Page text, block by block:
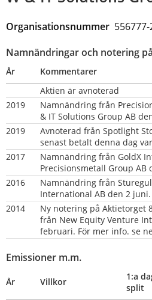
Organisationsnummer
Namnändringar och notering
År
Kommentarer
Aktien är avnoterad
2019
Namnändring från
& IT Solutions Group AB
2019
Avnoterad från Spotlight
senast betalt denna dag
2017
Namnändring från GoldX
Precisionsmetall Group AB
2016
Namnändring från
International AB den 2 juni.
2014
Ny notering på Aktietorget
från New Equity Venture
februari. För mer info. se
Emissioner m.m.
År Villkor
1:a
split